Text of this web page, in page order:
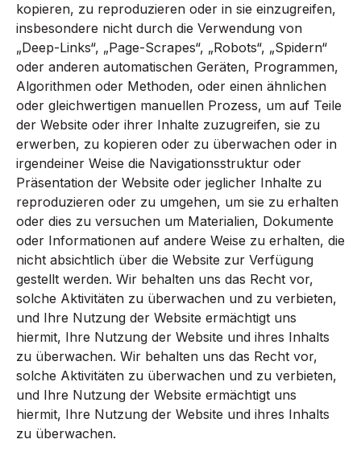
kopieren, zu reproduzieren oder in sie einzugreifen,
insbesondere nicht durch die Verwendung von
„Deep-Links“, „Page-Scrapes“, „Robots“, „Spidern“
oder anderen automatischen Geräten, Programmen,
Algorithmen oder Methoden, oder einen ähnlichen
oder gleichwertigen manuellen Prozess, um auf Teile
der Website oder ihrer Inhalte zuzugreifen, sie zu
erwerben, zu kopieren oder zu überwachen oder in
irgendeiner Weise die Navigationsstruktur oder
Präsentation der Website oder jeglicher Inhalte zu
reproduzieren oder zu umgehen, um sie zu erhalten
oder dies zu versuchen um Materialien, Dokumente
oder Informationen auf andere Weise zu erhalten, die
nicht absichtlich über die Website zur Verfügung
gestellt werden. Wir behalten uns das Recht vor,
solche Aktivitäten zu überwachen und zu verbieten,
und Ihre Nutzung der Website ermächtigt uns
hiermit, Ihre Nutzung der Website und ihres Inhalts
zu überwachen. Wir behalten uns das Recht vor,
solche Aktivitäten zu überwachen und zu verbieten,
und Ihre Nutzung der Website ermächtigt uns
hiermit, Ihre Nutzung der Website und ihres Inhalts
zu überwachen.